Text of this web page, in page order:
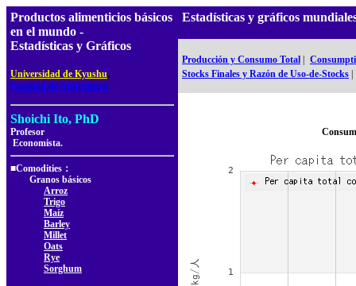
Productos alimenticios básicos
en el mundo -
Estadísticas y Gráficos
Universidad de Kyushu,
Facultad de Agricultura
Shoichi Ito, PhD
Profesor
Economista.
■Comodities：
Granos básicos
Arroz
Trigo
Maíz
Barley
Millet
Oats
Rye
Sorghum
Estadísticas y gráficos
Producción y Consumo Total
Stocks Finales y Razón de Uso-de-Stocks